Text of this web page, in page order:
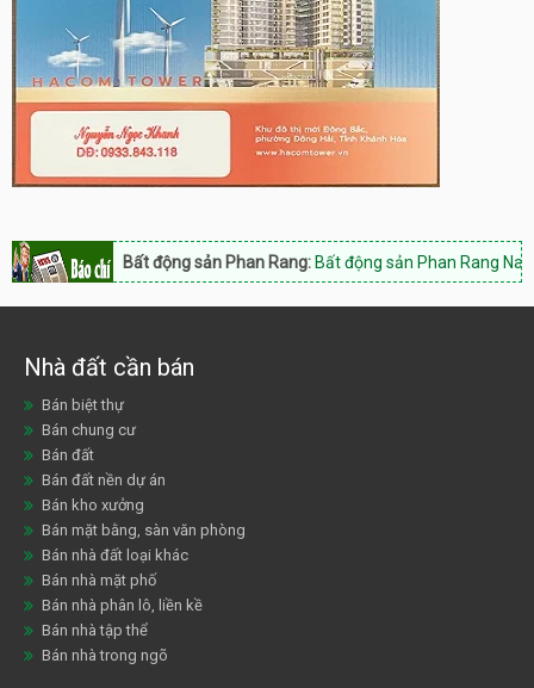
Bất động sản Phan Rang:Bất động sản Phan Rang Nam Khánh
Nhà đất cần bán
Bán biệt thự
Bán chung cư
Bán đất
Bán đất nền dự án
Bán kho xưởng
Bán mặt bằng, sàn văn phòng
Bán nhà đất loại khác
Bán nhà mặt phố
Bán nhà phân lô, liền kề
Bán nhà tập thể
Bán nhà trong ngõ